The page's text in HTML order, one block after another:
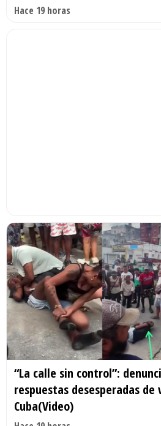
Hace 19 horas
“La calle sin control”:
respuestas desesperadas de
Cuba(Video)